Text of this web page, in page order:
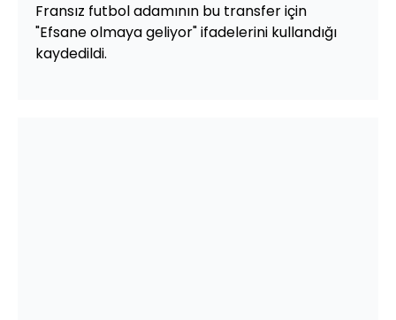
Fransız futbol adamının bu transfer için
"Efsane olmaya geliyor" ifadelerini kullandığı
kaydedildi.